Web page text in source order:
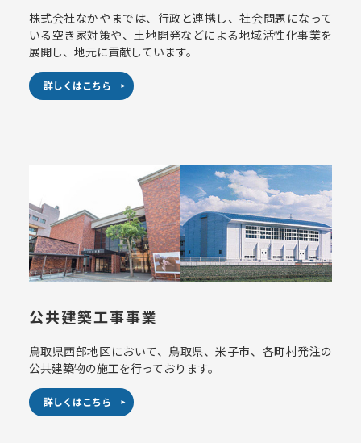
株式会社なかやまでは、行政と連携し、社会問題になって
いる空き家対策や、土地開発などによる地域活性化事業を
展開し、地元に貢献しています。
詳しくはこちら
公共建築工事事業
鳥取県西部地区において、鳥取県、米子市、各町村発注の
公共建築物の施工を行っております。
詳しくはこちら